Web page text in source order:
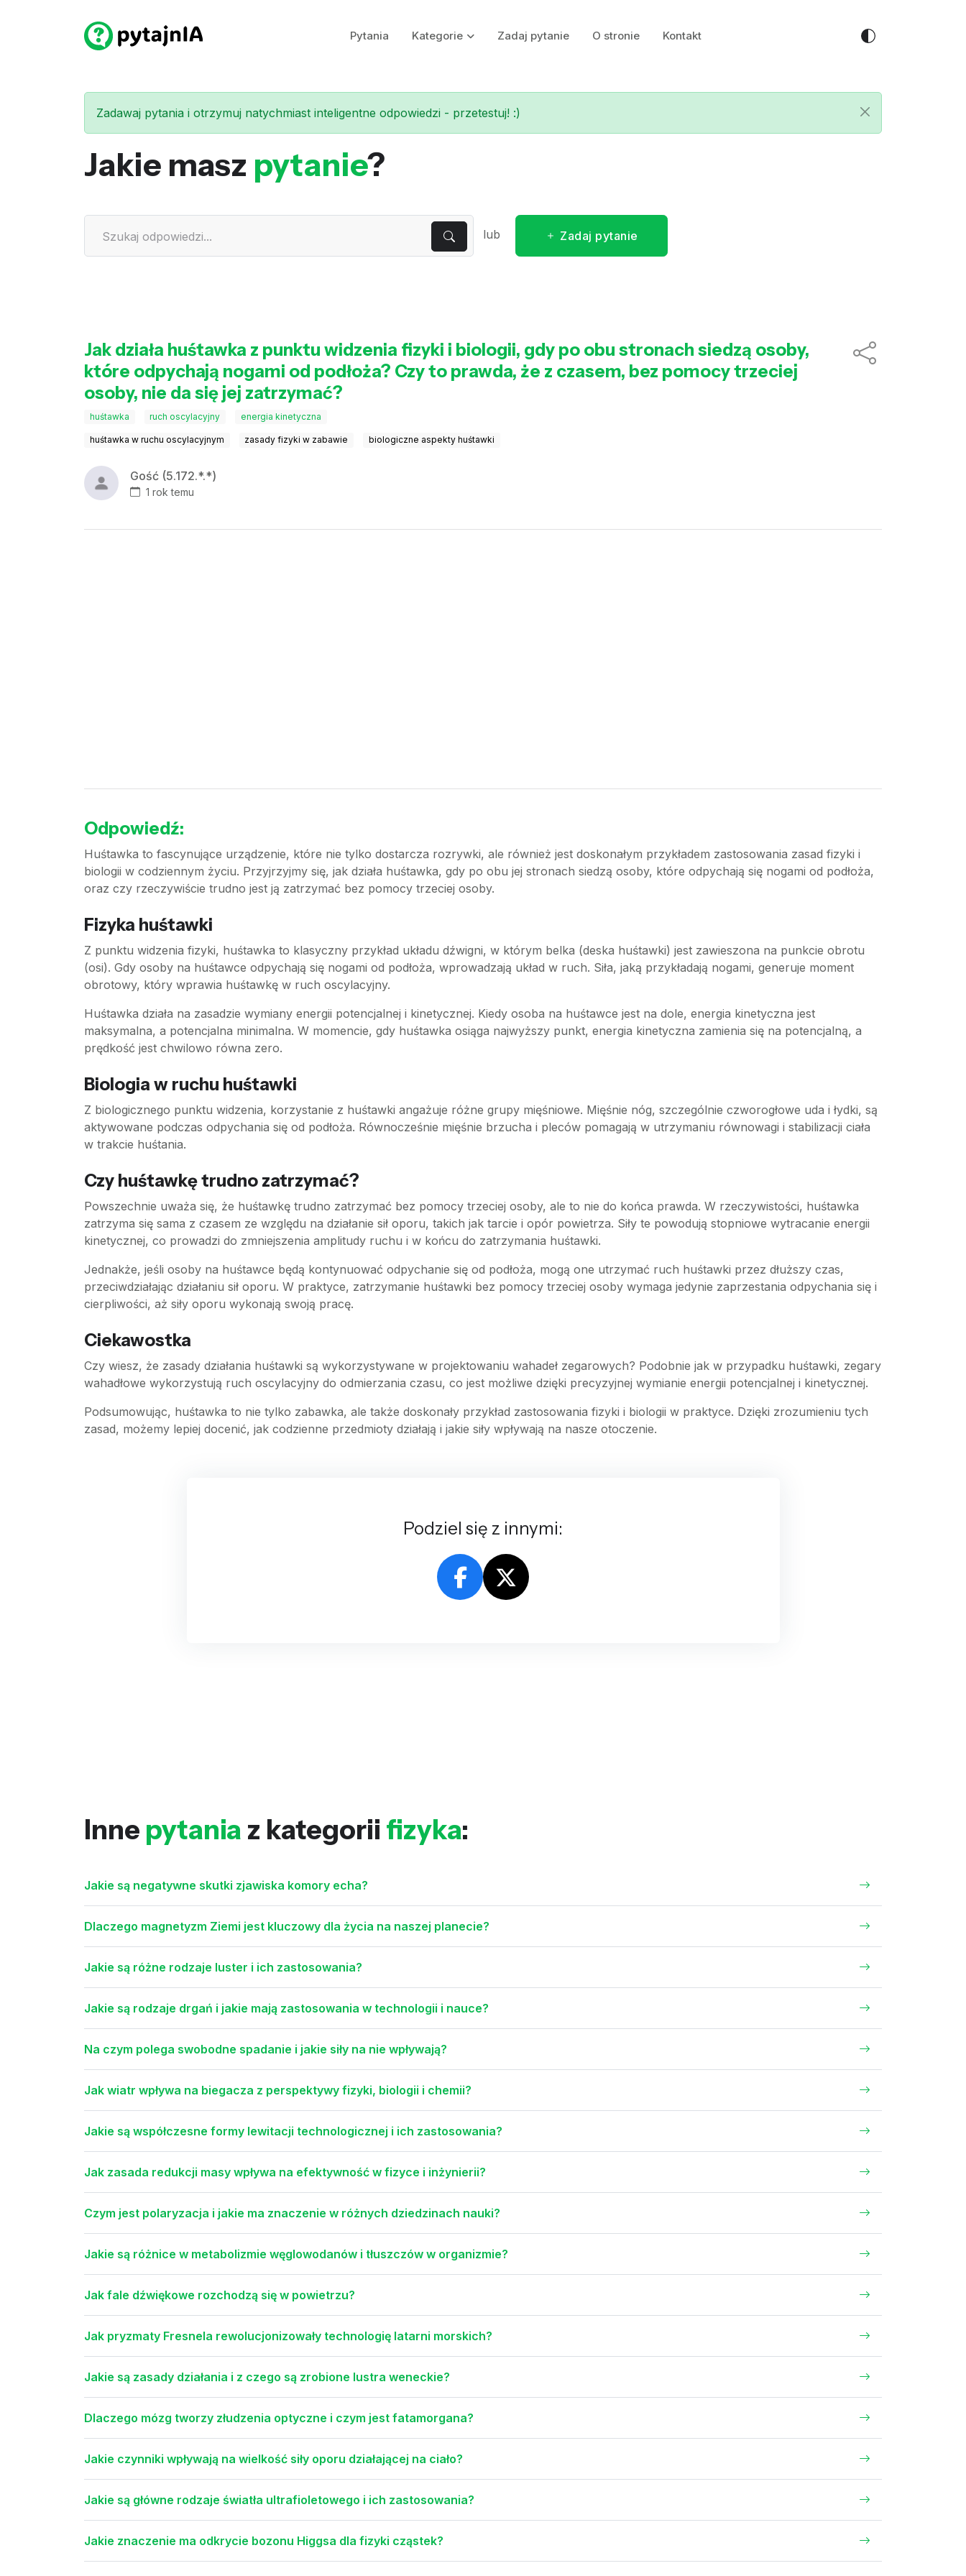
Pytania Kategorie Zadaj pytanie O stronie Kontakt
Zadawaj pytania i otrzymuj natychmiast inteligentne odpowiedzi - przetestuj! :)
Jakie masz pytanie?
lub Zadaj pytanie
Jak działa huśtawka z punktu widzenia fizyki i biologii, gdy po obu stronach siedzą osoby,
które odpychają nogami od podłoża? Czy to prawda, że z czasem, bez pomocy trzeciej
osoby, nie da się jej zatrzymać?
huśtawka ruch oscylacyjny energia kinetyczna
huśtawka w ruchu oscylacyjnym zasady fizyki w zabawie biologiczne aspekty huśtawki
Gość (5.172.*.*)
1 rok temu
Odpowiedź:
Huśtawka to fascynujące urządzenie, które nie tylko dostarcza rozrywki, ale również jest doskonałym przykładem zastosowania zasad fizyki i
biologii w codziennym życiu. Przyjrzyjmy się, jak działa huśtawka, gdy po obu jej stronach siedzą osoby, które odpychają się nogami od podłoża,
oraz czy rzeczywiście trudno jest ją zatrzymać bez pomocy trzeciej osoby.
Fizyka huśtawki
Z punktu widzenia fizyki, huśtawka to klasyczny przykład układu dźwigni, w którym belka (deska huśtawki) jest zawieszona na punkcie obrotu
(osi). Gdy osoby na huśtawce odpychają się nogami od podłoża, wprowadzają układ w ruch. Siła, jaką przykładają nogami, generuje moment
obrotowy, który wprawia huśtawkę w ruch oscylacyjny.
Huśtawka działa na zasadzie wymiany energii potencjalnej i kinetycznej. Kiedy osoba na huśtawce jest na dole, energia kinetyczna jest
maksymalna, a potencjalna minimalna. W momencie, gdy huśtawka osiąga najwyższy punkt, energia kinetyczna zamienia się na potencjalną, a
prędkość jest chwilowo równa zero.
Biologia w ruchu huśtawki
Z biologicznego punktu widzenia, korzystanie z huśtawki angażuje różne grupy mięśniowe. Mięśnie nóg, szczególnie czworogłowe uda i łydki, są
aktywowane podczas odpychania się od podłoża. Równocześnie mięśnie brzucha i pleców pomagają w utrzymaniu równowagi i stabilizacji ciała
w trakcie huśtania.
Czy huśtawkę trudno zatrzymać?
Powszechnie uważa się, że huśtawkę trudno zatrzymać bez pomocy trzeciej osoby, ale to nie do końca prawda. W rzeczywistości, huśtawka
zatrzyma się sama z czasem ze względu na działanie sił oporu, takich jak tarcie i opór powietrza. Siły te powodują stopniowe wytracanie energii
kinetycznej, co prowadzi do zmniejszenia amplitudy ruchu i w końcu do zatrzymania huśtawki.
Jednakże, jeśli osoby na huśtawce będą kontynuować odpychanie się od podłoża, mogą one utrzymać ruch huśtawki przez dłuższy czas,
przeciwdziałając działaniu sił oporu. W praktyce, zatrzymanie huśtawki bez pomocy trzeciej osoby wymaga jedynie zaprzestania odpychania się i
cierpliwości, aż siły oporu wykonają swoją pracę.
Ciekawostka
Czy wiesz, że zasady działania huśtawki są wykorzystywane w projektowaniu wahadeł zegarowych? Podobnie jak w przypadku huśtawki, zegary
wahadłowe wykorzystują ruch oscylacyjny do odmierzania czasu, co jest możliwe dzięki precyzyjnej wymianie energii potencjalnej i kinetycznej.
Podsumowując, huśtawka to nie tylko zabawka, ale także doskonały przykład zastosowania fizyki i biologii w praktyce. Dzięki zrozumieniu tych
zasad, możemy lepiej docenić, jak codzienne przedmioty działają i jakie siły wpływają na nasze otoczenie.
Podziel się z innymi:
Inne pytania z kategorii fizyka:
Jakie są negatywne skutki zjawiska komory echa?
Dlaczego magnetyzm Ziemi jest kluczowy dla życia na naszej planecie?
Jakie są różne rodzaje luster i ich zastosowania?
Jakie są rodzaje drgań i jakie mają zastosowania w technologii i nauce?
Na czym polega swobodne spadanie i jakie siły na nie wpływają?
Jak wiatr wpływa na biegacza z perspektywy fizyki, biologii i chemii?
Jakie są współczesne formy lewitacji technologicznej i ich zastosowania?
Jak zasada redukcji masy wpływa na efektywność w fizyce i inżynierii?
Czym jest polaryzacja i jakie ma znaczenie w różnych dziedzinach nauki?
Jakie są różnice w metabolizmie węglowodanów i tłuszczów w organizmie?
Jak fale dźwiękowe rozchodzą się w powietrzu?
Jak pryzmaty Fresnela rewolucjonizowały technologię latarni morskich?
Jakie są zasady działania i z czego są zrobione lustra weneckie?
Dlaczego mózg tworzy złudzenia optyczne i czym jest fatamorgana?
Jakie czynniki wpływają na wielkość siły oporu działającej na ciało?
Jakie są główne rodzaje światła ultrafioletowego i ich zastosowania?
Jakie znaczenie ma odkrycie bozonu Higgsa dla fizyki cząstek?